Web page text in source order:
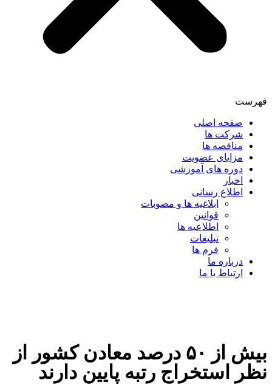
فهرست
صفحه اصلی
شرکت ها
مناقصه ها
مزایای عضویت
دوره های آموزشی
اخبار
اطلاع رسانی
ابلاغیه ها و مصوبات
قوانین
اطلاعیه ها
تبلیغات
فرم ها
درباره ما
ارتباط با ما
بیش از ۵۰ درصد معادن کشور از
نظر استخراج رتبه پایین دارند